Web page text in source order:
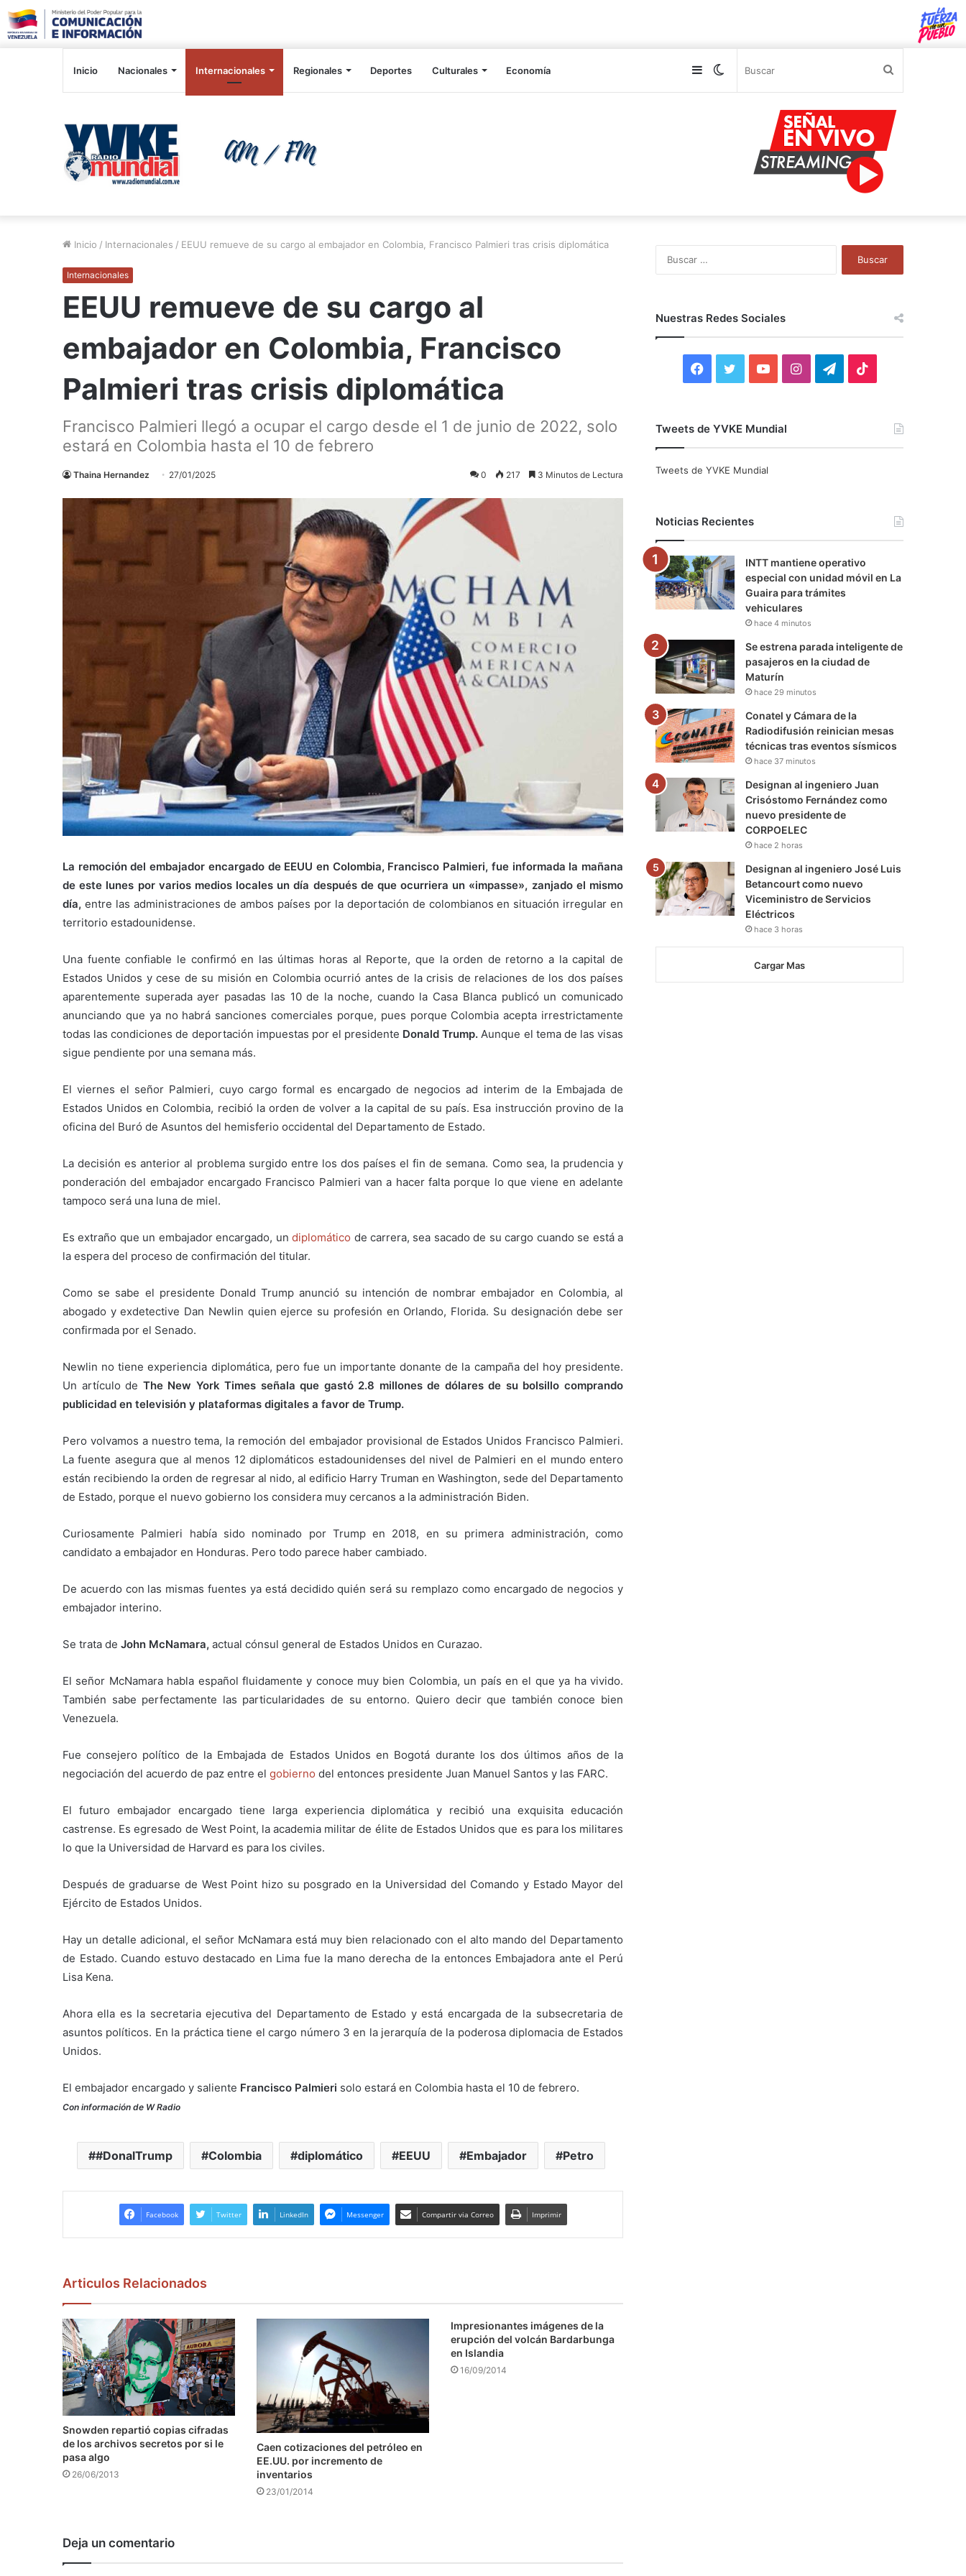
Inicio Nacionales Internacionales Regionales Deportes Culturales Economía Switch
Sidebar
Inicio / Internacionales / EEUU remueve de su cargo al embajador en Colombia, Francisco Palmieri tras crisis diplomática
Internacionales
EEUU remueve de su cargo al
embajador en Colombia, Francisco
Palmieri tras crisis diplomática
Francisco Palmieri llegó a ocupar el cargo desde el 1 de junio de 2022, solo
estará en Colombia hasta el 10 de febrero
Thaina Hernandez 27/01/2025 0 217 3 Minutos de Lectura
La remoción del embajador encargado de EEUU en Colombia, Francisco Palmieri, fue informada la mañana
de este lunes por varios medios locales un día después de que ocurriera un «impasse», zanjado el mismo
día, entre las administraciones de ambos países por la deportación de colombianos en situación irregular en
territorio estadounidense.
Una fuente confiable le confirmó en las últimas horas al Reporte, que la orden de retorno a la capital de
Estados Unidos y cese de su misión en Colombia ocurrió antes de la crisis de relaciones de los dos países
aparentemente superada ayer pasadas las 10 de la noche, cuando la Casa Blanca publicó un comunicado
anunciando que ya no habrá sanciones comerciales porque, pues porque Colombia acepta irrestrictamente
todas las condiciones de deportación impuestas por el presidente Donald Trump. Aunque el tema de las visas
sigue pendiente por una semana más.
El viernes el señor Palmieri, cuyo cargo formal es encargado de negocios ad interim de la Embajada de
Estados Unidos en Colombia, recibió la orden de volver a la capital de su país. Esa instrucción provino de la
oficina del Buró de Asuntos del hemisferio occidental del Departamento de Estado.
La decisión es anterior al problema surgido entre los dos países el fin de semana. Como sea, la prudencia y
ponderación del embajador encargado Francisco Palmieri van a hacer falta porque lo que viene en adelante
tampoco será una luna de miel.
Es extraño que un embajador encargado, undiplomático de carrera, sea sacado de su cargo cuando se está a
la espera del proceso de confirmación del titular.
Como se sabe el presidente Donald Trump anunció su intención de nombrar embajador en Colombia, al
abogado y exdetective Dan Newlin quien ejerce su profesión en Orlando, Florida. Su designación debe ser
confirmada por el Senado.
Newlin no tiene experiencia diplomática, pero fue un importante donante de la campaña del hoy presidente.
Un artículo de The New York Times señala que gastó 2.8 millones de dólares de su bolsillo comprando
publicidad en televisión y plataformas digitales a favor de Trump.
Pero volvamos a nuestro tema, la remoción del embajador provisional de Estados Unidos Francisco Palmieri.
La fuente asegura que al menos 12 diplomáticos estadounidenses del nivel de Palmieri en el mundo entero
están recibiendo la orden de regresar al nido, al edificio Harry Truman en Washington, sede del Departamento
de Estado, porque el nuevo gobierno los considera muy cercanos a la administración Biden.
Curiosamente Palmieri había sido nominado por Trump en 2018, en su primera administración, como
candidato a embajador en Honduras. Pero todo parece haber cambiado.
De acuerdo con las mismas fuentes ya está decidido quién será su remplazo como encargado de negocios y
embajador interino.
Se trata de John McNamara, actual cónsul general de Estados Unidos en Curazao.
El señor McNamara habla español fluidamente y conoce muy bien Colombia, un país en el que ya ha vivido.
También sabe perfectamente las particularidades de su entorno. Quiero decir que también conoce bien
Venezuela.
Fue consejero político de la Embajada de Estados Unidos en Bogotá durante los dos últimos años de la
negociación del acuerdo de paz entre el gobierno del entonces presidente Juan Manuel Santos y las FARC.
El futuro embajador encargado tiene larga experiencia diplomática y recibió una exquisita educación
castrense. Es egresado de West Point, la academia militar de élite de Estados Unidos que es para los militares
lo que la Universidad de Harvard es para los civiles.
Después de graduarse de West Point hizo su posgrado en la Universidad del Comando y Estado Mayor del
Ejército de Estados Unidos.
Hay un detalle adicional, el señor McNamara está muy bien relacionado con el alto mando del Departamento
de Estado. Cuando estuvo destacado en Lima fue la mano derecha de la entonces Embajadora ante el Perú
Lisa Kena.
Ahora ella es la secretaria ejecutiva del Departamento de Estado y está encargada de la subsecretaria de
asuntos políticos. En la práctica tiene el cargo número 3 en la jerarquía de la poderosa diplomacia de Estados
Unidos.
El embajador encargado y saliente Francisco Palmieri solo estará en Colombia hasta el 10 de febrero.
Con información de W Radio
#DonalTrump Colombia diplomático EEUU Embajador Petro
Facebook Twitter LinkedIn Messenger Compartir via Correo Imprimir
Articulos Relacionados
Snowden repartió copias cifradas
de los archivos secretos por si le
pasa algo
26/06/2013
Caen cotizaciones del petróleo en
EE.UU. por incremento de
inventarios
23/01/2014
Impresionantes imágenes de la
erupción del volcán Bardarbunga
en Islandia
16/09/2014
Deja un comentario
Nuestras Redes Sociales
F
c
o
k
i
r
Y
u
e
I
r
a
m
T
a
m
Tweets de YVKE Mundial
Tweets de YVKE Mundial
Noticias Recientes
INTT mantiene operativo
especial con unidad móvil en La
Guaira para trámites
vehiculares
hace 4 minutos
Se estrena parada inteligente de
pasajeros en la ciudad de
Maturín
hace 29 minutos
Conatel y Cámara de la
Radiodifusión reinician mesas
técnicas tras eventos sísmicos
hace 37 minutos
Designan al ingeniero Juan
Crisóstomo Fernández como
nuevo presidente de
CORPOELEC
hace 2 horas
Designan al ingeniero José Luis
Betancourt como nuevo
Viceministro de Servicios
Eléctricos
hace 3 horas
Cargar Mas